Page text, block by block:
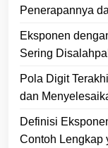
Penerapannya
Eksponen
Sering
Pola Digit
dan
Definisi
Contoh Lengkap